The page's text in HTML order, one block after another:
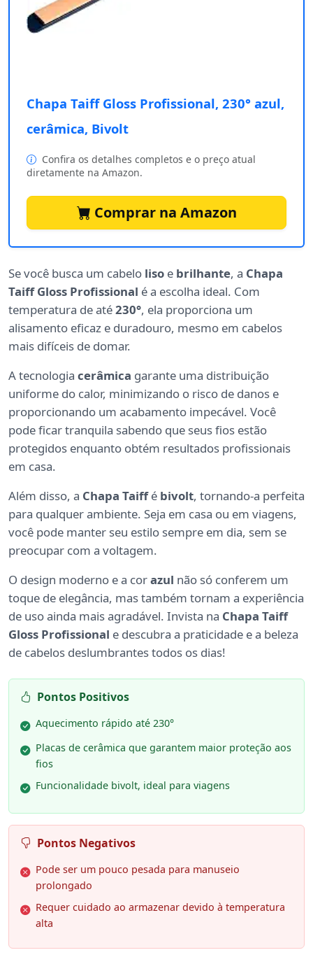
Chapa Taiff Gloss Profissional, 230° azul,
cerâmica, Bivolt
Confira os detalhes completos e o preço atual
diretamente na Amazon.
Comprar na Amazon
Se você busca um cabelo liso e brilhante, a Chapa
Taiff Gloss Profissional é a escolha ideal. Com
temperatura de até230°, ela proporciona um
alisamento eficaz e duradouro, mesmo em cabelos
mais difíceis de domar.
A tecnologia cerâmica garante uma distribuição
uniforme do calor, minimizando o risco de danos e
proporcionando um acabamento impecável. Você
pode ficar tranquila sabendo que seus fios estão
protegidos enquanto obtém resultados profissionais
em casa.
Além disso, a Chapa Taiffé bivolt, tornando-a perfeita
para qualquer ambiente. Seja em casa ou em viagens,
você pode manter seu estilo sempre em dia, sem se
preocupar com a voltagem.
O design moderno e a corazul não só conferem um
toque de elegância, mas também tornam a experiência
de uso ainda mais agradável. Invista na Chapa Taiff
Gloss Profissional e descubra a praticidade e a beleza
de cabelos deslumbrantes todos os dias!
Pontos Positivos
Aquecimento rápido até 230°
Placas de cerâmica que garantem maior proteção aos
fios
Funcionalidade bivolt, ideal para viagens
Pontos Negativos
Pode ser um pouco pesada para manuseio
prolongado
Requer cuidado ao armazenar devido à temperatura
alta